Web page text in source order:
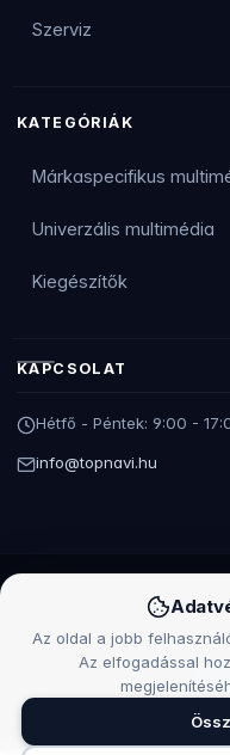
Szerviz
KATEGÓRIÁK
Márkaspecifikus
Univerzális multimédia
Kiegészítők
KAPCSOLAT
Hétfő - Péntek: 9:00 -
info@topnavi.hu
Az oldal a jobb
Az elfogadással